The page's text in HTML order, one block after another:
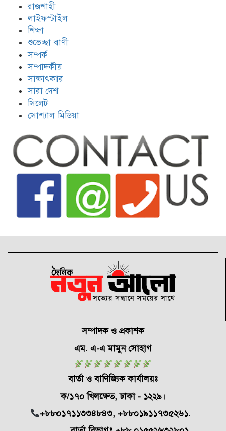
রাজশাহী
লাইফস্টাইল
শিক্ষা
শুভেচ্ছা বাণী
সম্পর্ক
সম্পাদকীয়
সাক্ষাৎকার
সারা দেশ
সিলেট
সোশ্যাল মিডিয়া
সম্পাদক ও প্রকাশক
এম. এ-এ মামুন সোহাগ
বার্তা ও বাণিজ্যিক কার্যালয়ঃ
ক/১৭০ খিলক্ষেত,ঢাকা - ১২২৯।
+৮৮০১৭১১৩৩৪৮৪৩, +৮৮০১৯১১৭৩৫২৬১.